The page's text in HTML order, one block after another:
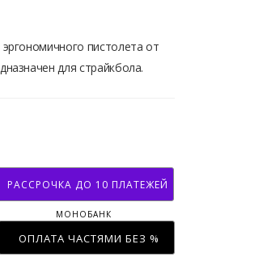
пистолета от
для страйкбола.
РАССРОЧКА ДО 10 ПЛАТЕЖЕЙ
ОПЛАТА ЧАСТЯМИ БЕЗ %
МОНОБАНК